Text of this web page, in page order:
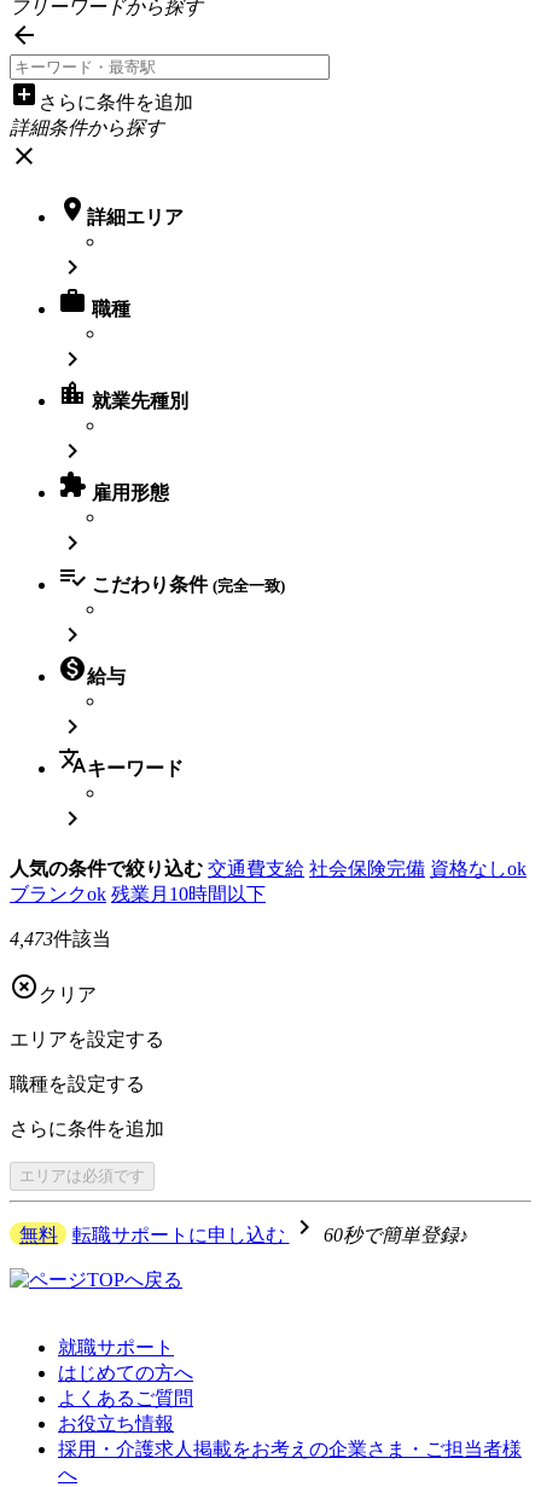
フリーワードから探す

add_box さらに条件を追加
詳細条件から探す
close
 詳細エリア

 職種

location_city 就業先種別

 雇用形態

 こだわり条件 (完全一致)

給与

translateキーワード

人気の条件で絞り込む 交通費支給 社会保険完備 資格なしok
ブランクok 残業月10時間以下
4,473件該当
 クリア
エリアを設定する
職種を設定する
さらに条件を追加
エリアは必須です
無料 転職サポートに申し込む navigate_next 60秒で簡単登録♪
就職サポート
はじめての方へ
よくあるご質問
お役立ち情報
採用・介護求人掲載をお考えの企業さま・ご担当者様
へ